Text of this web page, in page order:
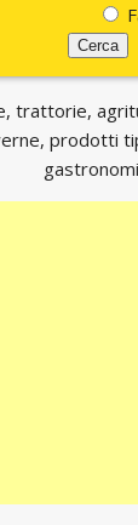
trattorie,
prodotti